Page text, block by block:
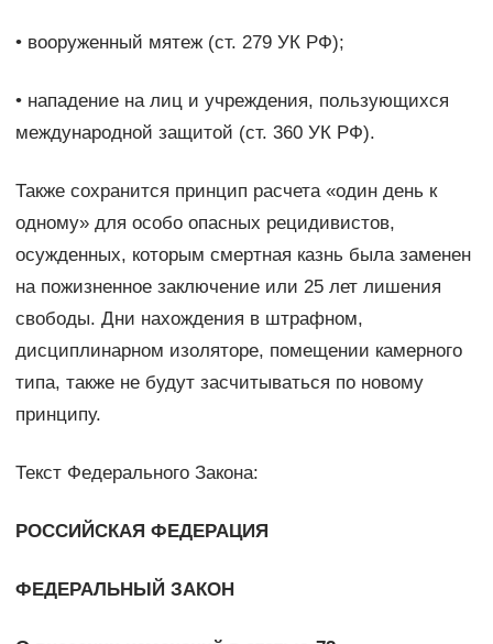
• вооруженный мятеж (ст. 279 УК РФ);
• нападение на лиц и учреждения, пользующихся
международной защитой (ст. 360 УК РФ).
Также сохранится принцип расчета «один день к
одному» для особо опасных рецидивистов,
осужденных, которым смертная казнь была заменен
на пожизненное заключение или 25 лет лишения
свободы. Дни нахождения в штрафном,
дисциплинарном изоляторе, помещении камерного
типа, также не будут засчитываться по новому
принципу.
Текст Федерального Закона:
РОССИЙСКАЯ ФЕДЕРАЦИЯ
ФЕДЕРАЛЬНЫЙ ЗАКОН